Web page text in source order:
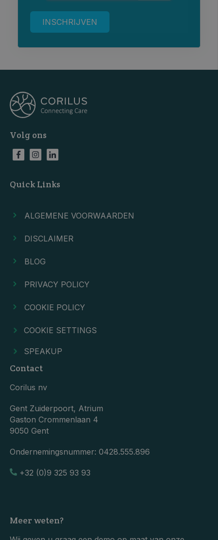
Volg ons
Quick Links
ALGEMENE VOORWAARDEN
DISCLAIMER
BLOG
PRIVACY POLICY
COOKIE POLICY
COOKIE SETTINGS
SPEAKUP
Contact
Corilus nv
Gent Zuiderpoort, Atrium
Gaston Crommenlaan 4
9050 Gent
Ondernemingsnummer: 0428.555.896
+32 (0)9 325 93 93
Meer weten?